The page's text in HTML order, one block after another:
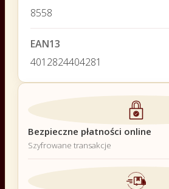
8558
EAN13
4012824404281
Bezpieczne płatności online
Szyfrowane transakcje